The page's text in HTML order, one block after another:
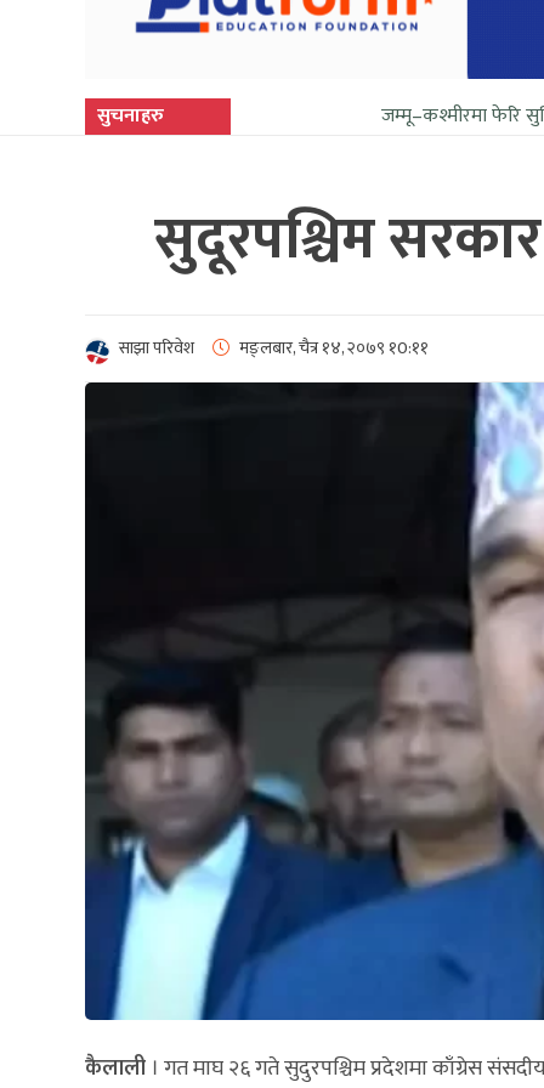
सुचनाहरु जम्मू–कश्मीरमा फेरि सुनिन थाल्यो
सुदूरपश्चिम
साझा परिवेश मङ्लबार, चैत्र १४, २०७९ १0:११
कैलाली । गत माघ २६ गते सुदुरपश्चिम प्रदेशमा काँग्रेस